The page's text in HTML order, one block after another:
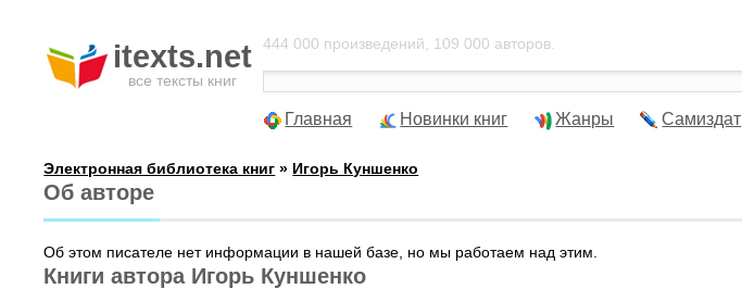
itexts.net
все тексты книг
444 000 произведений, 109 000 авторов.
Главная Новинки книг Жанры Самиздат
Электронная библиотека книг » Игорь Куншенко
Об авторе
Об этом писателе нет информации в нашей базе, но мы работаем над этим.
Книги автора Игорь Куншенко